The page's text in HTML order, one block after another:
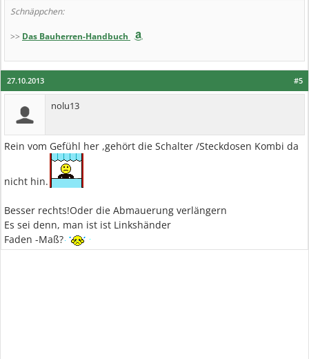
Schnäppchen:
>> Das Bauherren-Handbuch
#5
27.10.2013
nolu13
Rein vom Gefühl her ,gehört die Schalter /Steckdosen Kombi da
nicht hin.
Besser rechts!Oder die Abmauerung verlängern
Es sei denn, man ist ist Linkshänder
Faden -Maß?